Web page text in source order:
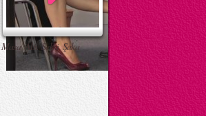
Masa Altı Seksi Şaka